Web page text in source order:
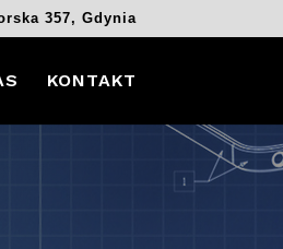
357, Gdynia
KONTAKT